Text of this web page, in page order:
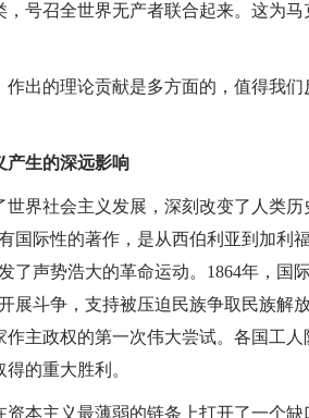
号召全世界无产者联合起来。这为
作出的理论贡献是多方面的，值得我
产生的深远影响
世界社会主义发展，深刻改变了人类
国际性的著作，是从西伯利亚到加利
了声势浩大的革命运动。1864年，国
展斗争，支持被压迫民族争取民族解
主政权的第一次伟大尝试。各国工
的重大胜利。
本主义最薄弱的链条上打开了一个